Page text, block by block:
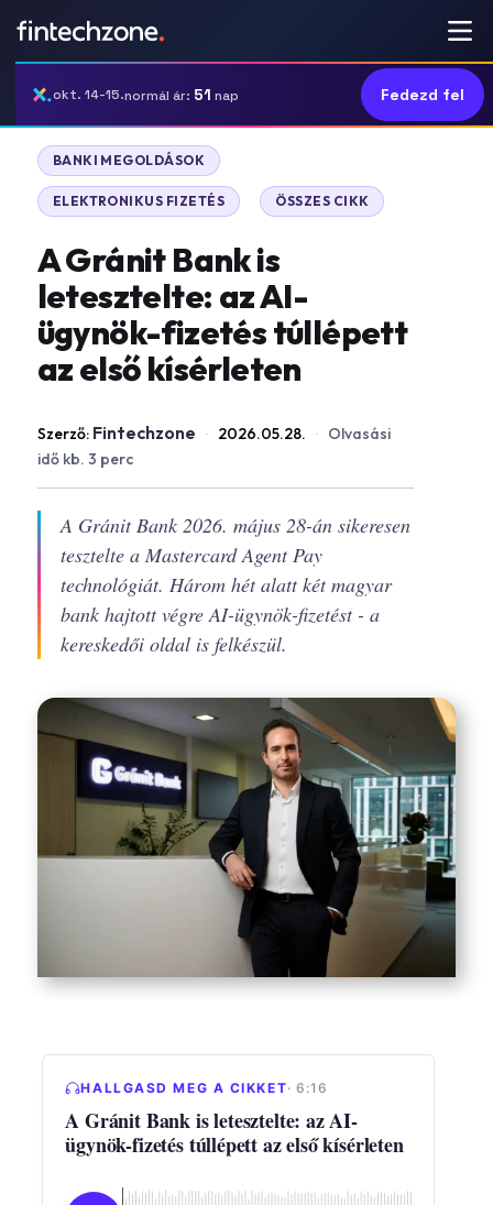
okt. 14-15.normál ár: 51 nap Fedezd fel
BANKI MEGOLDÁSOK
ELEKTRONIKUS FIZETÉS | ÖSSZES CIKK
A Gránit Bank is
letesztelte: az AI-
ügynök-fizetés túllépett
az első kísérleten
Szerző: Fintechzone · 2026.05.28. · Olvasási
idő kb. 3 perc
A Gránit Bank 2026. május 28-án sikeresen
tesztelte a Mastercard Agent Pay
technológiát. Három hét alatt két magyar
bank hajtott végre AI-ügynök-fizetést - a
kereskedői oldal is felkészül.
HALLGASD MEG A CIKKET· 6:16
A Gránit Bank is letesztelte: az AI-
ügynök-fizetés túllépett az első kísérleten